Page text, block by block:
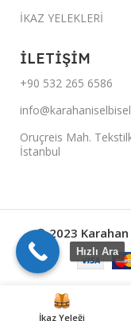
İKAZ YELEKLERİ
İLETİŞİM
+90 532 265 6586
Oruçreis Mah.
İstanbul
© 2023 Karahan
İkaz Yeleği
Hızlı Ara